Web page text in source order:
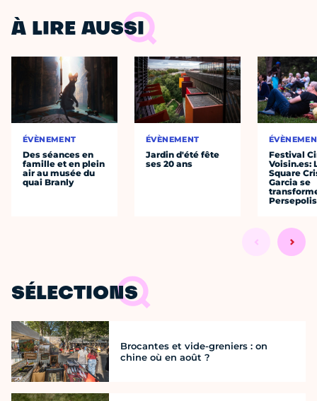
À LIRE AUSSI
ÉVÈNEMENT
Des séances en
famille et en plein
air au musée du
quai Branly
ÉVÈNEMENT
Jardin d'été fête
ses 20 ans
Festival
Voisin.es:
Square
Garcia se
SÉLECTIONS
Brocantes et vide-greniers : on
chine où en août ?